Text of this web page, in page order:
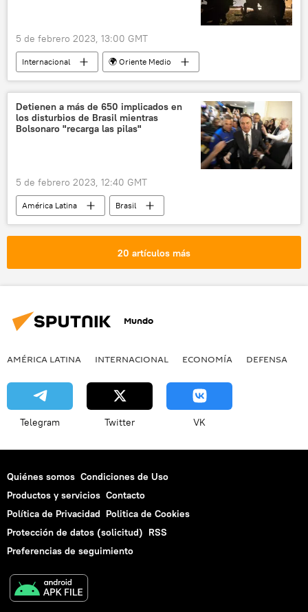
5 de febrero 2023, 13:00 GMT
Internacional
🌍 Oriente Medio
Israel
Cisjordania
Fuerzas de Defensa de Israel (FDI)
Yihad Islámica
Detienen a más de 650 implicados en
los disturbios de Brasil mientras
Bolsonaro "recarga las pilas"
5 de febrero 2023, 12:40 GMT
América Latina
Brasil
📰 Disturbios contra Lula en Brasil
20 artículos más
Mundo
AMÉRICA LATINA INTERNACIONAL ECONOMÍA DEFENSA
Telegram Twitter VK
Quiénes somos Condiciones de Uso
Productos y servicios Contacto
Política de Privacidad Politica de Cookies
Protección de datos (solicitud) RSS
Preferencias de seguimiento